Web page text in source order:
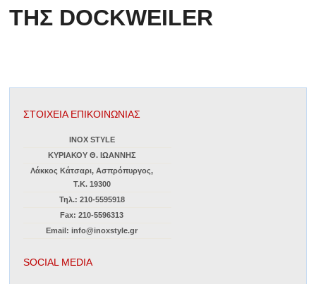
ΤΗΣ DOCKWEILER
ΣΤΟΙΧΕΙΑ ΕΠΙΚΟΙΝΩΝΙΑΣ
INOX STYLE
ΚΥΡΙΑΚΟΥ Θ. ΙΩΑΝΝΗΣ
Λάκκος Κάτσαρι, Ασπρόπυργος,
Τ.Κ. 19300
Τηλ.: 210-5595918
Fax: 210-5596313
Email: info@inoxstyle.gr
SOCIAL MEDIA